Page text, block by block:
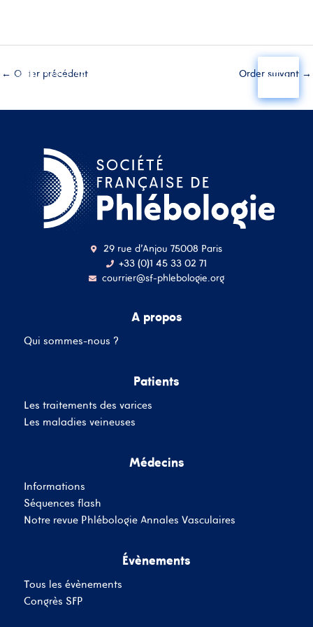
← Order précédent Order suivant →
29 rue d'Anjou 75008 Paris
+33 (0)1 45 33 02 71
courrier@sf-phlebologie.org
A propos
Qui sommes-nous ?
Patients
Les traitements des varices
Les maladies veineuses
Médecins
Informations
Séquences flash
Notre revue Phlébologie Annales Vasculaires
Évènements
Tous les évènements
Congrès SFP
adresse mail
Se souvenir de moi
SE CONNECTER
Inscrivez-Vous